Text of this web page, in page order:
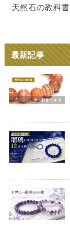
天然石の教科書
最新記事